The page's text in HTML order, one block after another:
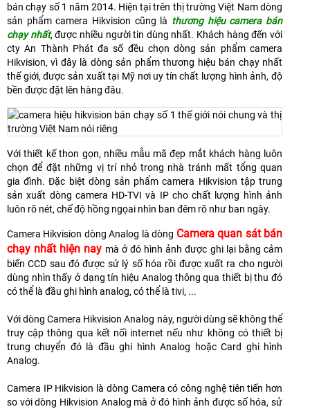
bán chạy số 1 năm 2014. Hiện tại trên thị trường Việt Nam dòng
sản phẩm camera Hikvision cũng là thương hiệu camera bán
chạy nhất, được nhiều người tin dùng nhất. Khách hàng đến với
cty An Thành Phát đa số đều chọn dòng sản phẩm camera
Hikvision, vì đây là dòng sản phẩm thương hiệu bán chạy nhất
thế giới, được sản xuất tại Mỹ nơi uy tín chất lượng hình ảnh, độ
bền được đặt lên hàng đâu.
Với thiết kế thon gọn, nhiều mẫu mã đẹp mắt khách hàng luôn
chọn để đặt những vị trí nhỏ trong nhà tránh mất tổng quan
gia đình. Đặc biệt dòng sản phẩm camera Hikvision tập trung
sản xuất dòng camera HD-TVI và IP cho chất lượng hình ảnh
luôn rõ nét, chế độ hồng ngọai nhìn ban đêm rõ như ban ngày.
Camera Hikvision dòng Analog là dòng Camera quan sát bán
chạy nhất hiện nay mà ở đó hình ảnh được ghi lại bằng cảm
biến CCD sau đó được sử lý số hóa rồi được xuất ra cho người
dùng nhìn thấy ở dạng tín hiệu Analog thông qua thiết bị thu đó
có thể là đầu ghi hình analog, có thể là tivi, ...
Với dòng Camera Hikvision Analog này, người dùng sẽ không thể
truy cập thông qua kết nối internet nếu như không có thiết bị
trung chuyển đó là đầu ghi hình Analog hoặc Card ghi hình
Analog.
Camera IP Hikvision là dòng Camera có công nghệ tiên tiến hơn
so với dòng Hikvision Analog mà ở đó hình ảnh được số hóa, sử